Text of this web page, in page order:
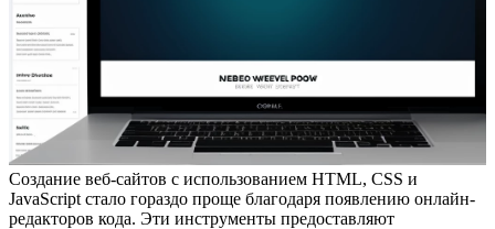
Создание веб-сайтов с использованием HTML, CSS и
JavaScript стало гораздо проще благодаря появлению онлайн-
редакторов кода. Эти инструменты предоставляют